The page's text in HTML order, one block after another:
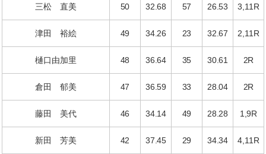
三松 直美 50 32.68 57 26.53 3,11R
津田 裕絵 49 34.26 23 32.67 2,11R
樋口由加里 48 36.64 35 30.61 2R
倉田 郁美 47 36.59 33 28.04 2R
藤田 美代 46 34.14 49 28.28 1,9R
新田 芳美 42 37.45 29 34.34 4,11R